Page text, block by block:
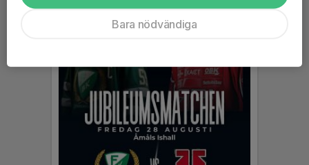
Bara nödvändiga